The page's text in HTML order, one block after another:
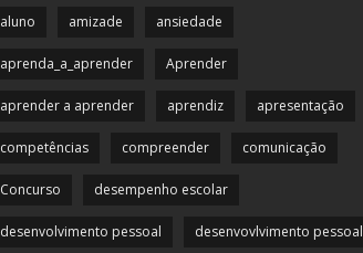
aluno amizade ansiedade
aprenda_a_aprender Aprender
aprender a aprender aprendiz apresentação
competências compreender comunicação
Concurso desempenho escolar
desenvolvimento pessoal desenvovlvimento pessoal